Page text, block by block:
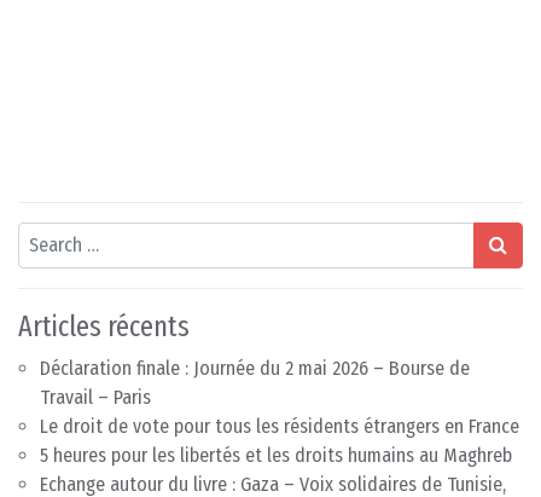
Search
Articles récents
Déclaration finale : Journée du 2 mai 2026 – Bourse de
Travail – Paris
Le droit de vote pour tous les résidents étrangers en France
5 heures pour les libertés et les droits humains au Maghreb
Echange autour du livre : Gaza – Voix solidaires de Tunisie,